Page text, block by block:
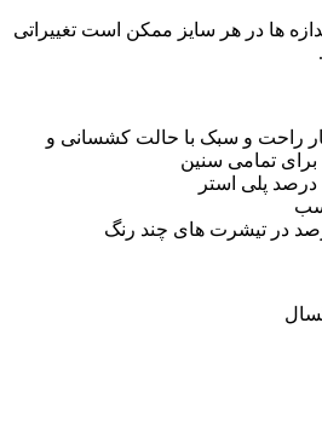
ها در هر سایز ممکن است تغییراتی
راحت و سبک با حالت کشسانی و
تمامی سنین
در تیشرت های چند رنگ